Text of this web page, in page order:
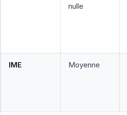
nulle
IME Moyenne